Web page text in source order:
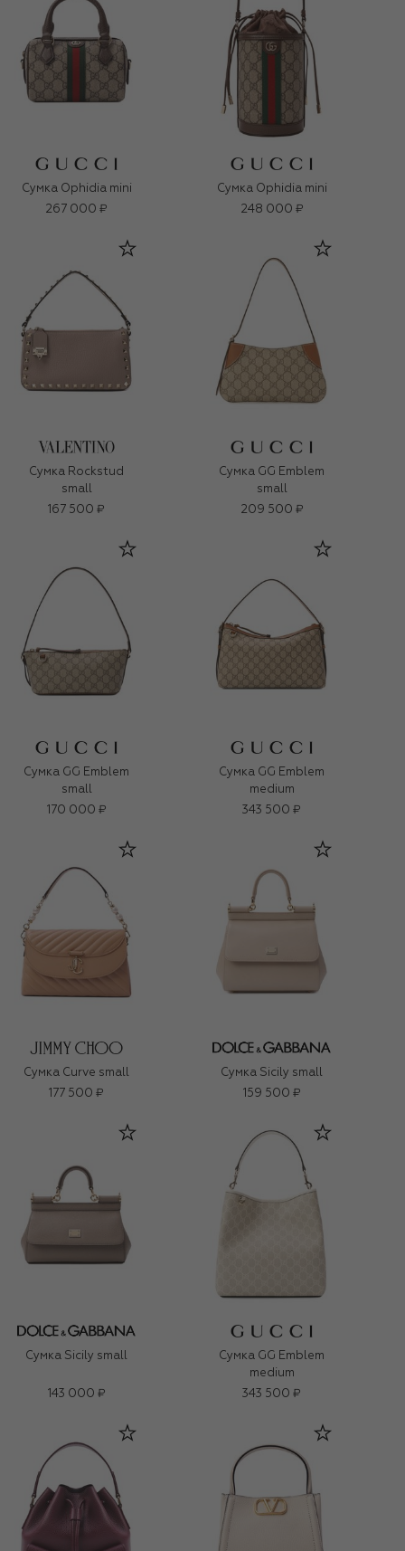
Сумка Ophidia mini
267 000 ₽
Сумка Ophidia mini
248 000 ₽
Сумка Rockstud
small
167 500 ₽
Сумка GG Emblem
small
209 500 ₽
Сумка GG Emblem
small
170 000 ₽
Сумка GG Emblem
medium
343 500 ₽
Сумка Curve small
177 500 ₽
Сумка Sicily small
159 500 ₽
Сумка Sicily small
143 000 ₽
Сумка GG Emblem
medium
343 500 ₽